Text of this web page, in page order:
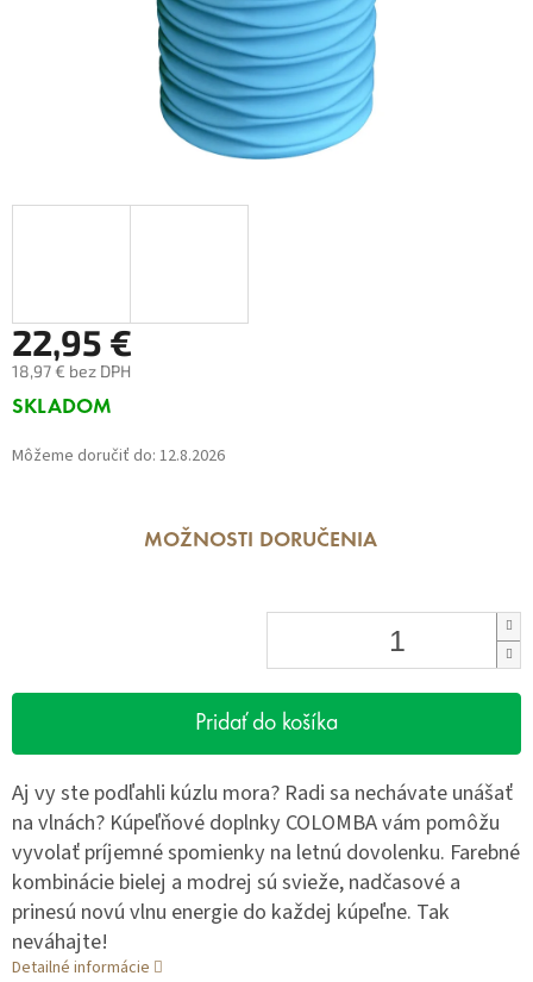
22,95 €
18,97 € bez DPH
Jednotková
SKLADOM
Môžeme doručiť do: 12.8.2026
MOŽNOSTI DORUČENIA
Pridať do košíka
Aj vy ste podľahli kúzlu mora? Radi sa nechávate unášať
na vlnách? Kúpeľňové doplnky COLOMBA vám pomôžu
vyvolať príjemné spomienky na letnú dovolenku. Farebné
kombinácie bielej a modrej sú svieže, nadčasové a
prinesú novú vlnu energie do každej kúpeľne. Tak
neváhajte!
Detailné informácie